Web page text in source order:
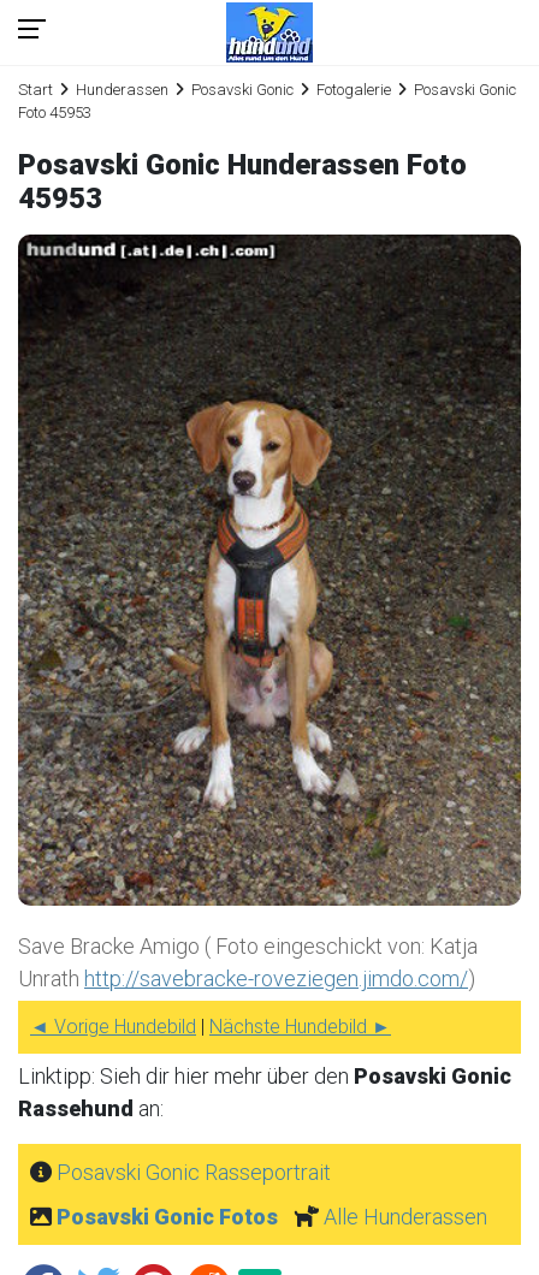
Start Hunderassen Posavski Gonic Fotogalerie
Posavski Gonic
Foto 45953
Posavski Gonic Hunderassen Foto
45953
Save Bracke Amigo ( Foto eingeschickt von: Katja
Unrath http://savebracke-roveziegen.jimdo.com/)
◄ Vorige Hundebild Nächste Hundebild ►
Linktipp: Sieh dir hier mehr über den Posavski Gonic
Rassehund an:
Posavski Gonic Rasseportrait
Posavski Gonic Fotos
Alle Hunderassen